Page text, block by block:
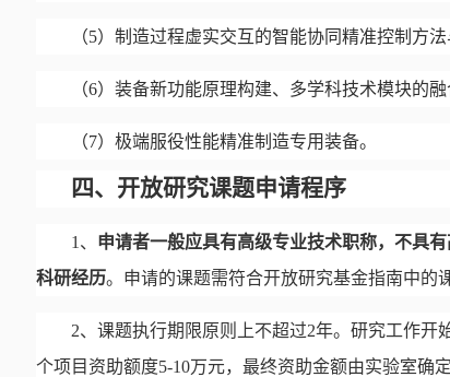
（5）制造过程虚实交互的智能协同精准控制方法
（6）装备新功能原理构建、多学科技术模块的融
（7）极端服役性能精准制造专用装备。
四、开放研究课题申请程序
1、 申请者一般应具有高级专业技术职称，不具
科研经历。申请的课题需符合开放研究基金指南中的
2、课题执行期限原则上不超过2年。研究工作开
个项目资助额度5-10万元，最终资助金额由实验室确定